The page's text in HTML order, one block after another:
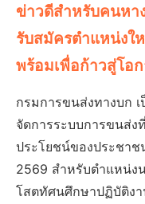
ข่าวดีสำหรับคนหา
รับสมัครตำแหน่งใ
พร้อมเพื่อก้าวสู่โอ
กรมการขนส่งทางบก
จัดการระบบการขนส่
ประโยชน์ของประชาช
2569 สำหรับตำแหน่ง
โสตทัศนศึกษาปฏิบัติง